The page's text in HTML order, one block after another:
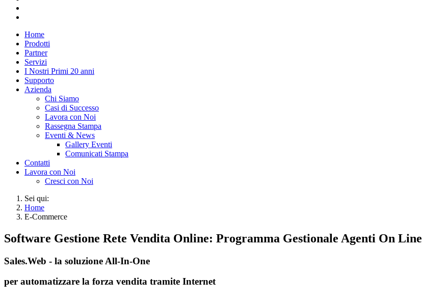
Home
Prodotti
Partner
Servizi
I Nostri Primi 20 anni
Supporto
Azienda
Chi Siamo
Casi di Successo
Lavora con Noi
Rassegna Stampa
Eventi & News
Gallery Eventi
Comunicati Stampa
Contatti
Lavora con Noi
Cresci con Noi
Sei qui:
Home
E-Commerce
Software Gestione Rete Vendita Online: Programma Gestionale Agenti On Line
Sales.Web - la soluzione All-In-One
per automatizzare la forza vendita tramite Internet